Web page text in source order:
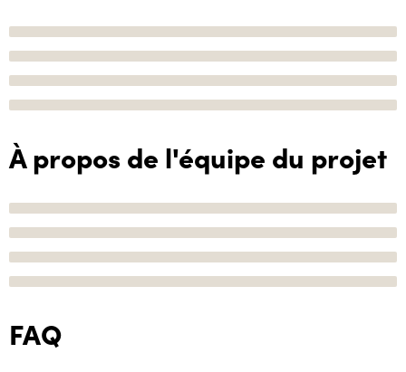
À propos de l'équipe du projet
FAQ